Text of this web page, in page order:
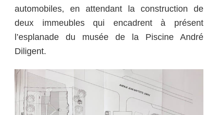
automobiles, en attendant la construction de
deux immeubles qui encadrent à présent
l’esplanade du musée de la Piscine André
Diligent.